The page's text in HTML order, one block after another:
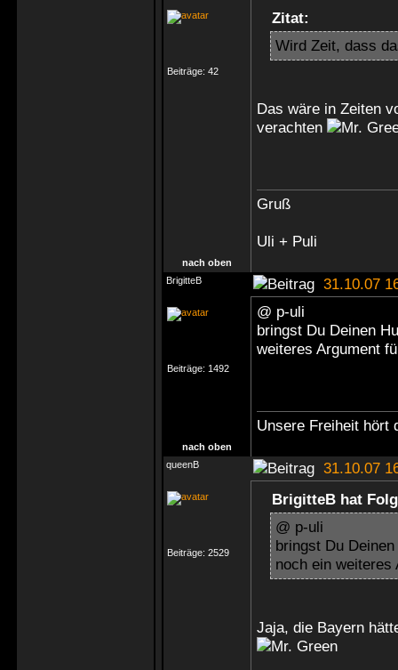
Beiträge: 42
Zitat:
Wird Zeit, dass
Das wäre in Zeiten
verachten
Gruß
Uli + Puli
nach oben
BrigitteB
31.10.07
Beiträge: 1492
@ p-uli
bringst Du Deinen
weiteres Argument
Unsere Freiheit hört
nach oben
queenB
31.10.07
Beiträge: 2529
BrigitteB hat
@ p-uli
bringst Du
noch ein weiteres
Jaja, die Bayern